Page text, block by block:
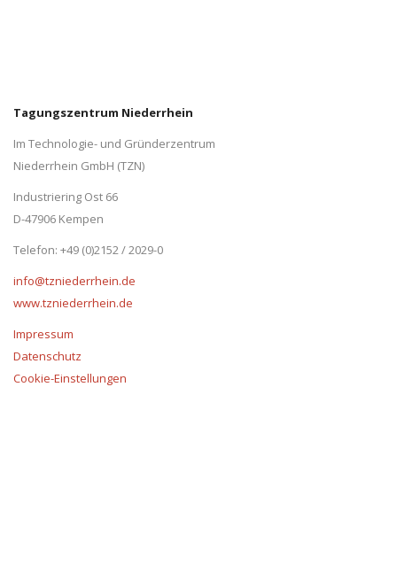
Tagungszentrum Niederrhein
Im Technologie- und Gründerzentrum
Niederrhein GmbH (TZN)
Industriering Ost 66
D-47906 Kempen
Telefon: +49 (0)2152 / 2029-0
info@tzniederrhein.de
www.tzniederrhein.de
Impressum
Datenschutz
Cookie-Einstellungen